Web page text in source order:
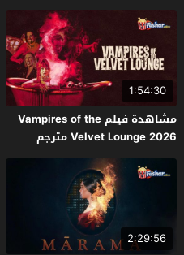
1:54:30
مشاهدة فيلم Vampires of the
Velvet Lounge 2026 مترجم
2:29:56